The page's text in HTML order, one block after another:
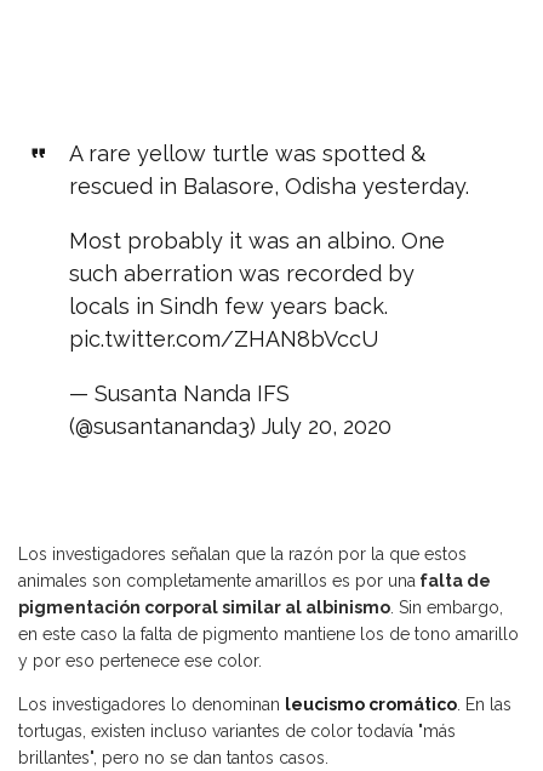
A rare yellow turtle was spotted &
rescued in Balasore, Odisha yesterday.
Most probably it was an albino. One
such aberration was recorded by
locals in Sindh few years back.
pic.twitter.com/ZHAN8bVccU
— Susanta Nanda IFS
(@susantananda3) July 20, 2020
Los investigadores señalan que la razón por la que estos
animales son completamente amarillos es por una falta de
pigmentación corporal similar al albinismo. Sin embargo,
en este caso la falta de pigmento mantiene los de tono amarillo
y por eso pertenece ese color.
Los investigadores lo denominan leucismo cromático. En las
tortugas, existen incluso variantes de color todavía "más
brillantes", pero no se dan tantos casos.